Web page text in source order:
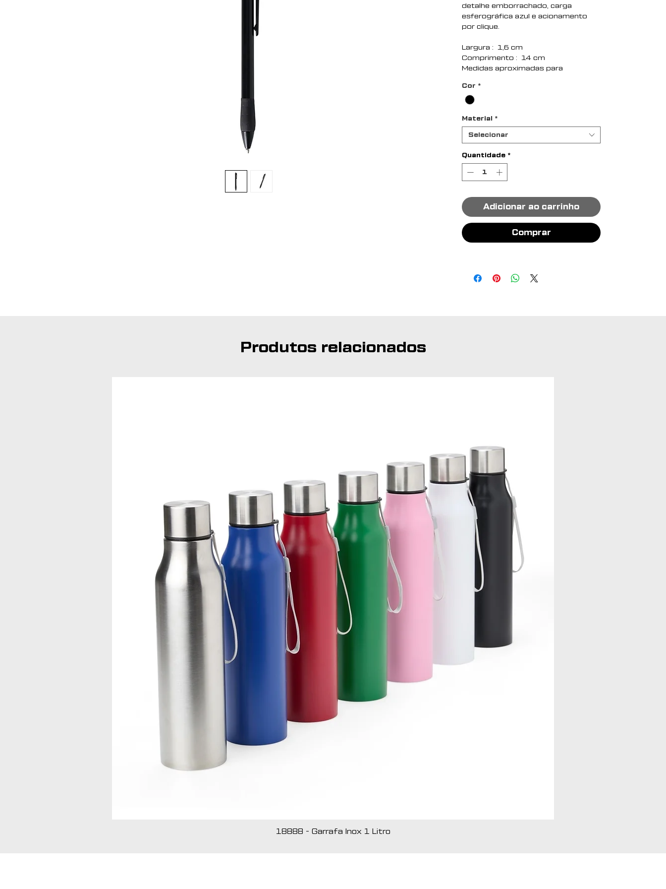
detalhe emborrachado, carga
esferográfica azul e acionamento
por clique.
Largura : 1,6 cm
Comprimento : 14 cm
Medidas aproximadas para
Peso aproximado (g): 9
Cor *
Material *
Selecionar
Quantidade *
Adicionar ao carrinho
Comprar
Produtos relacionados
18888 - Garrafa Inox 1 Litro